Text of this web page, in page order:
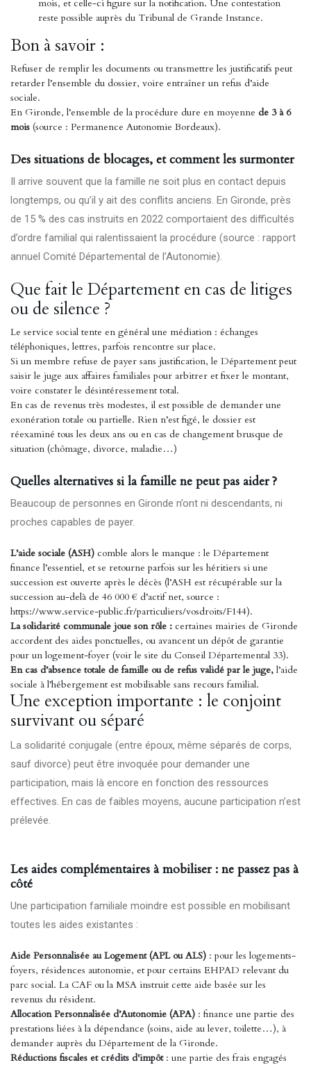
mois, et celle-ci figure sur la notification. Une contestation
reste possible auprès du Tribunal de Grande Instance.
Bon à savoir :
Refuser de remplir les documents ou transmettre les justificatifs peut
retarder l’ensemble du dossier, voire entraîner un refus d’aide
sociale.
En Gironde, l’ensemble de la procédure dure en moyenne de 3 à 6
mois (source : Permanence Autonomie Bordeaux).
Des situations de blocages, et comment les surmonter
Il arrive souvent que la famille ne soit plus en contact depuis
longtemps, ou qu’il y ait des conflits anciens. En Gironde, près
de 15 % des cas instruits en 2022 comportaient des difficultés
d’ordre familial qui ralentissaient la procédure (source : rapport
annuel Comité Départemental de l’Autonomie).
Que fait le Département en cas de litiges
ou de silence ?
Le service social tente en général une médiation : échanges
téléphoniques, lettres, parfois rencontre sur place.
Si un membre refuse de payer sans justification, le Département peut
saisir le juge aux affaires familiales pour arbitrer et fixer le montant,
voire constater le désintéressement total.
En cas de revenus très modestes, il est possible de demander une
exonération totale ou partielle. Rien n’est figé, le dossier est
réexaminé tous les deux ans ou en cas de changement brusque de
situation (chômage, divorce, maladie…)
Quelles alternatives si la famille ne peut pas aider ?
Beaucoup de personnes en Gironde n’ont ni descendants, ni
proches capables de payer.
L’aide sociale (ASH) comble alors le manque : le Département
finance l’essentiel, et se retourne parfois sur les héritiers si une
succession est ouverte après le décès (l’ASH est récupérable sur la
succession au-delà de 46 000 € d’actif net, source :
https://www.service-public.fr/particuliers/vosdroits/F144).
La solidarité communale joue son rôle : certaines mairies de Gironde
accordent des aides ponctuelles, ou avancent un dépôt de garantie
pour un logement-foyer (voir le site du Conseil Départemental 33).
En cas d’absence totale de famille ou de refus validé par le juge, l’aide
sociale à l’hébergement est mobilisable sans recours familial.
Une exception importante : le conjoint
survivant ou séparé
La solidarité conjugale (entre époux, même séparés de corps,
sauf divorce) peut être invoquée pour demander une
participation, mais là encore en fonction des ressources
effectives. En cas de faibles moyens, aucune participation n’est
prélevée.
Les aides complémentaires à mobiliser : ne passez pas à
côté
Une participation familiale moindre est possible en mobilisant
toutes les aides existantes :
Aide Personnalisée au Logement (APL ou ALS) : pour les logements-
foyers, résidences autonomie, et pour certains EHPAD relevant du
parc social. La CAF ou la MSA instruit cette aide basée sur les
revenus du résident.
Allocation Personnalisée d’Autonomie (APA) : finance une partie des
prestations liées à la dépendance (soins, aide au lever, toilette…), à
demander auprès du Département de la Gironde.
Réductions fiscales et crédits d'impôt: une partie des frais engagés